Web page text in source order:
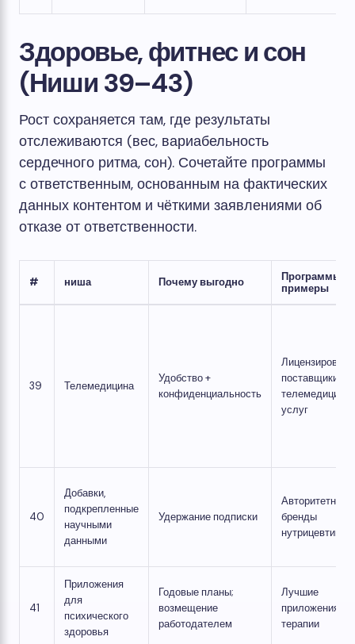
Здоровье, фитнес и сон
(Ниши 39–43)
Рост сохраняется там, где результаты
отслеживаются (вес, вариабельность
сердечного ритма, сон). Сочетайте программы
с ответственным, основанным на фактических
данных контентом и чёткими заявлениями об
отказе от ответственности.
# ниша Почему выгодно
Программы/
примеры
39 Телемедицина
Удобство +
конфиденциальность
поставщики
услуг
40
Добавки,
подкрепленные
научными
данными
Удержание подписки
Авторитетные
бренды
нутрицевтиков
41
Приложения
для
психического
здоровья
Годовые планы;
возмещение
работодателем
Лучшие
приложения
терапии